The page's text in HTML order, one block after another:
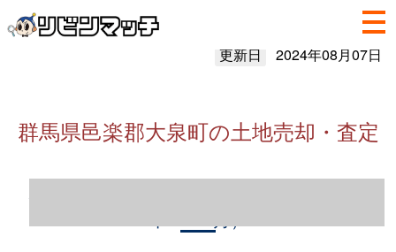
更新日 2024年08月07日
群馬県邑楽郡大泉町の土地売却・査定